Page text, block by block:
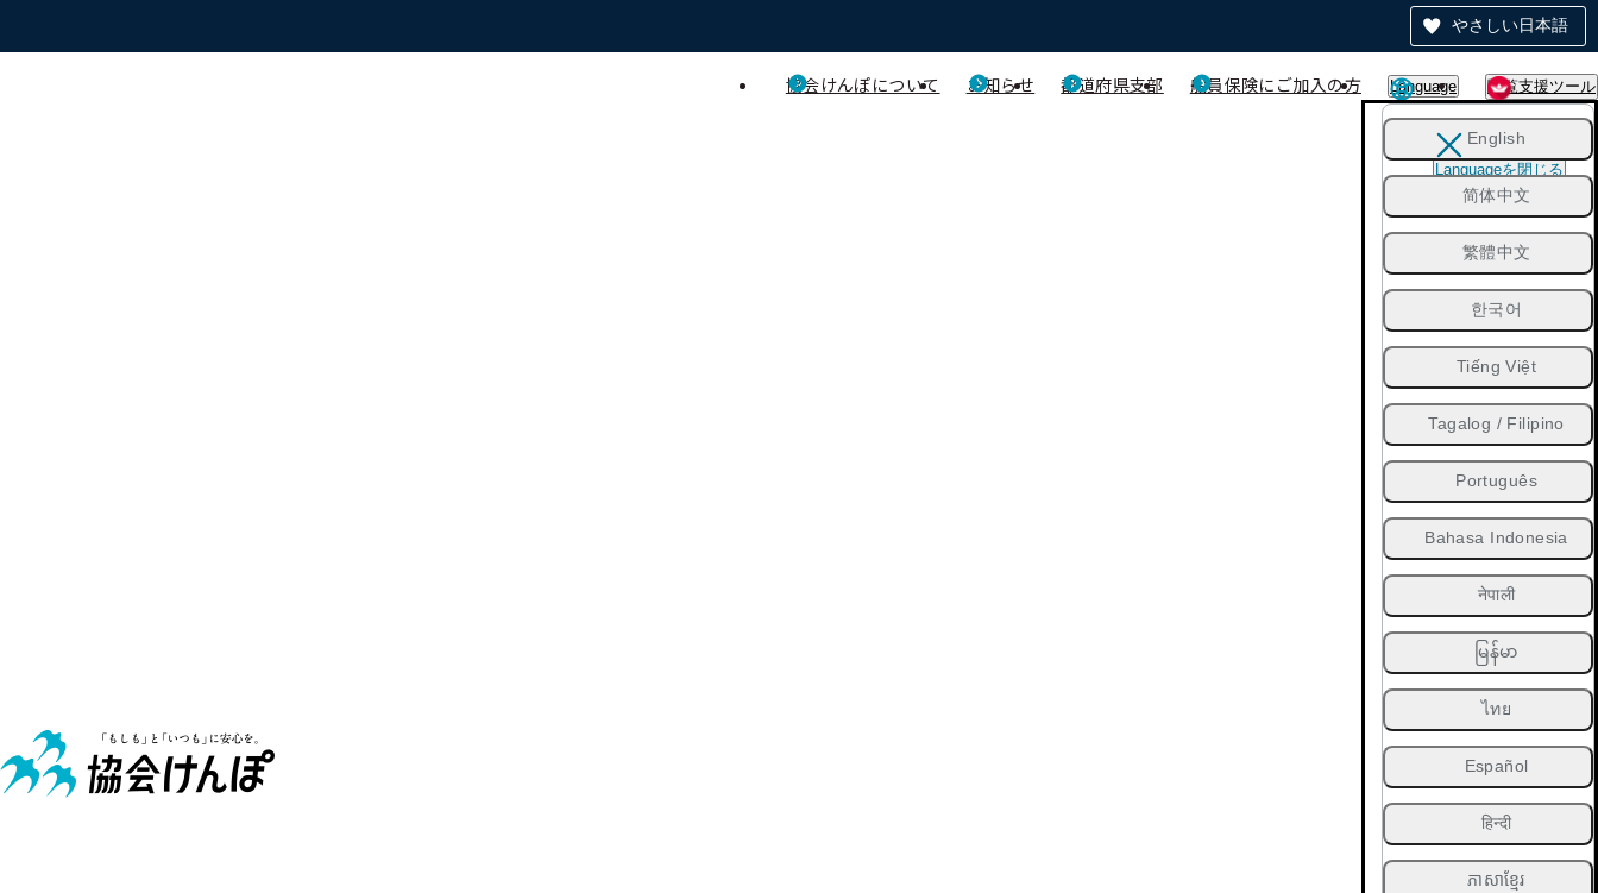
やさしい日本語
協会けんぽについて お知らせ 都道府県支部 船員保険にご加入の方 Language 閲覧支援ツール
English
简体中文
繁體中文
한국어
Tiếng Việt
Tagalog / Filipino
Português
Bahasa Indonesia
नेपाली
မြန်မာ
ไทย
Español
हिन्दी
ភាសាខ្មែរ
Languageを閉じる